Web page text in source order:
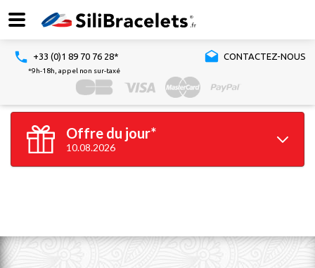
+33 (0)1 89 70 76 28* CONTACTEZ-NOUS
*9h-18h, appel non sur-taxé
Offre du jour*
10.08.2026
100 braceletsGRATUITS*